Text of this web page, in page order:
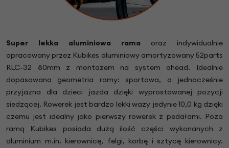
Super lekka aluminiowa rama oraz indywidualnie
opracowany przez Kubikes aluminiowy amortyzowany 52parts
RLC-32 80mm z montażem na system ahead. Idealnie
dopasowana geometria ramy: sportowa, a jednocześnie
przyjazna dla dzieci jazda dzięki wyprostowanej pozycji
siedzącej. Rowerek jest bardzo lekki waży jedynie 10,0 kg dzięki
czemu jest idealny jako pierwszy rowerek z pedałami. Poza
ramą Kubikes posiada dużą ilość części wykonanych z
aluminium m.in. kierownicę, felgi, korbę i sztycę kierownicy.